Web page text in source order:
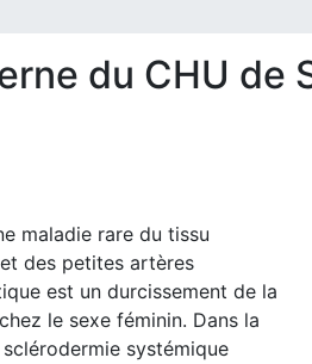
du CHU de
maladie rare du tissu
des petites artères
est un durcissement de la
le sexe féminin. Dans la
systémique